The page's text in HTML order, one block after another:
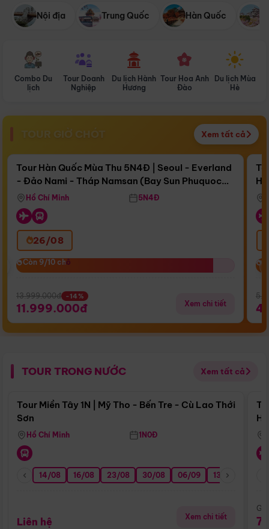
Nội địa Trung Quốc Hàn Quốc
Combo Du
lịch
Tour Doanh
Nghiệp
Du lịch Hành
Hương
Tour Hoa Anh
Đào
Du lịch Mùa
Hè
TOUR GIỜ CHÓT Xem tất cả
Còn16 ngày 18:48:57
Bay Sun Phuquoc Airways
Điểm nổi bật
Tour Hàn Quốc Mùa Thu 5N4Đ | Seoul - Everland
- Đảo Nami - Tháp Namsan (Bay Sun Phuquoc
Airways)
Hồ Chí Minh 5N4Đ
26/08
Còn 9/10 chỗ
Còn 9/10 chỗ
13.999.000đ -14%
11.999.000đ Xem chi tiết
TOUR TRONG NƯỚC Xem tất cả
Điểm nổi bật
Tour Miền Tây 1N | Mỹ Tho - Bến Tre - Cù Lao Thới
Sơn
Hồ Chí Minh 1N0Đ
14/08 16/08 23/08 30/08 06/09 13/09
Liên hệ Xem chi tiết